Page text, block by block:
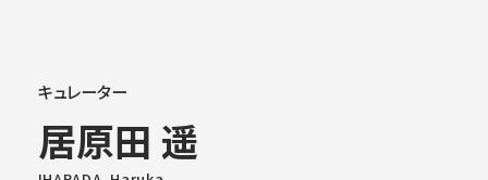
キュレーター
居原田 遥